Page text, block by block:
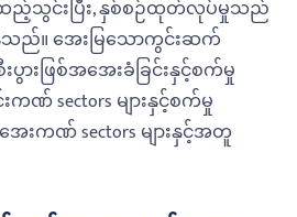
ထည့်သွင်းပြီး, နှစ်စဉ်ထုတ်လုပ်မှုသည်
သည်။ အေးမြသောကွင်းဆက်
ားဖြစ်အအေးခံခြင်းနှင့်စက်မှု
ကဏ် sectors များနှင့်စက်မှု
ကဏ် sectors များနှင့်အတူ